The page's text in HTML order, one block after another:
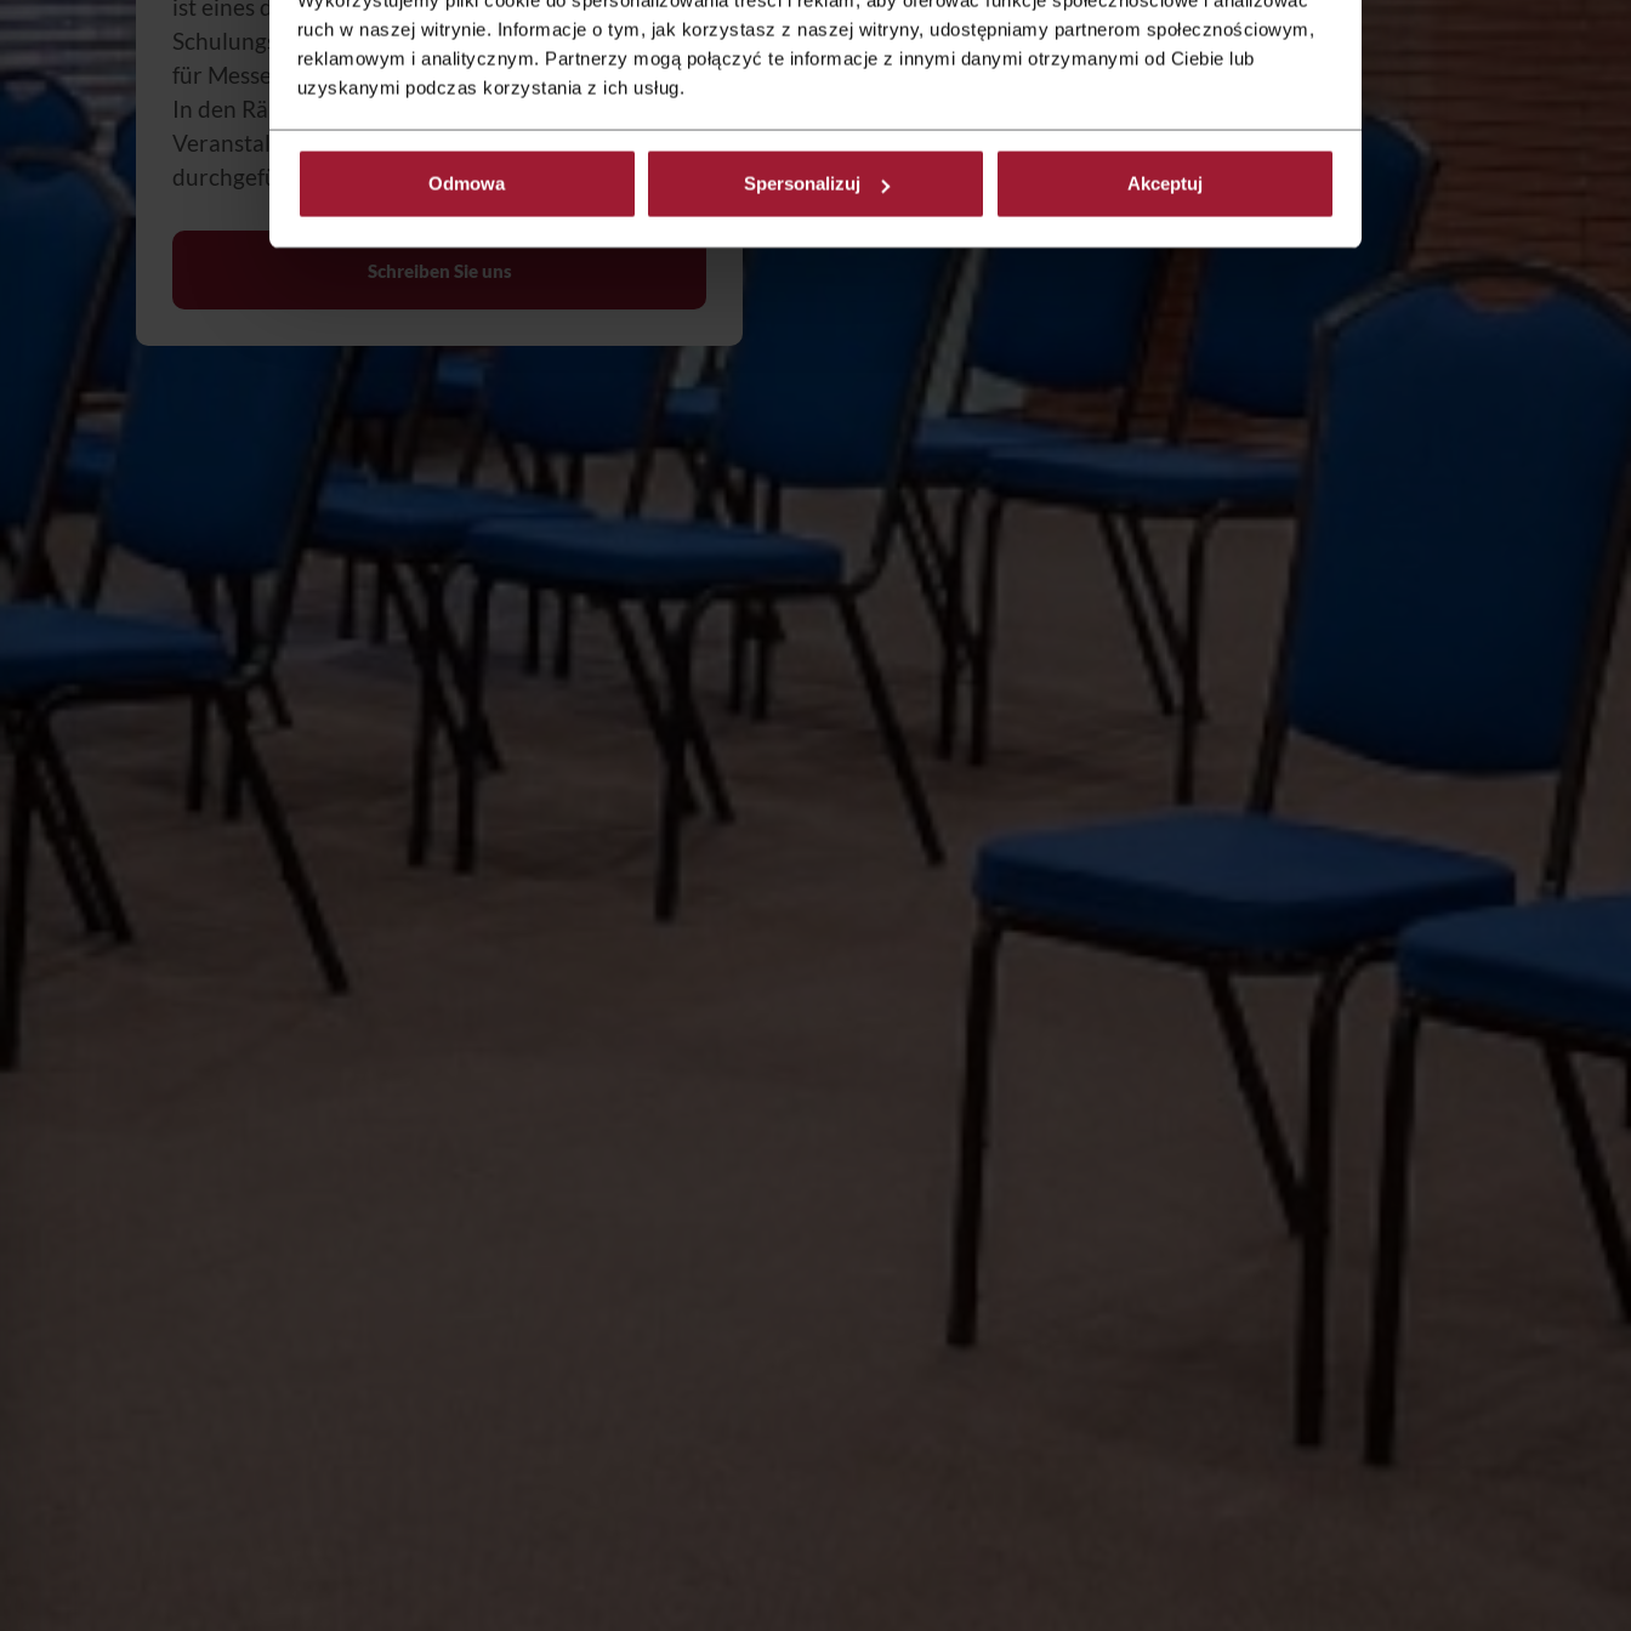
ruch w naszej witrynie. Informacje o tym, jak korzystasz z naszej witryny, udostępniamy partnerom społecznościowym,
reklamowym i analitycznym. Partnerzy mogą połączyć te informacje z innymi danymi otrzymanymi od Ciebie lub
uzyskanymi podczas korzystania z ich usług.
Odmowa Spersonalizuj Akceptuj
ist eines der größten Konferenz- und
Schulungszentren und ein idealer Veranstaltungsort
für Messen in Niederschlesien.
In den Räumen des Kongresszentrums können
Veranstaltungen für bis zu 1.000 Personen
durchgeführt werden.
Schreiben Sie uns